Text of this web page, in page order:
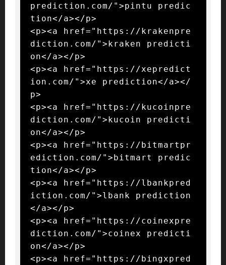
prediction.com/">pintu predic
tion</a></p>
<p><a href="https://krakenpre
diction.com/">kraken predicti
on</a></p>
<p><a href="https://xepredict
ion.com/">xe prediction</a></
p>
<p><a href="https://kucoinpre
diction.com/">kucoin predicti
on</a></p>
<p><a href="https://bitmartpr
ediction.com/">bitmart predic
tion</a></p>
<p><a href="https://lbankpred
iction.com/">lbank prediction
</a></p>
<p><a href="https://coinexpre
diction.com/">coinex predicti
on</a></p>
<p><a href="https://bingxpred